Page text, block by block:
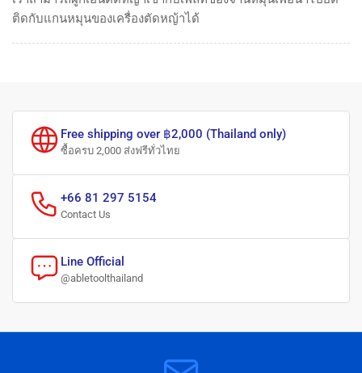
ติดกับแกนหมุนของเครื่องตัดหญ้าได้
Free shipping over ฿2,000 (Thailand only)
ซื้อครบ 2,000 ส่งฟรีทั่วไทย
+66 81 297 5154
Contact Us
Line Official
@abletoolthailand